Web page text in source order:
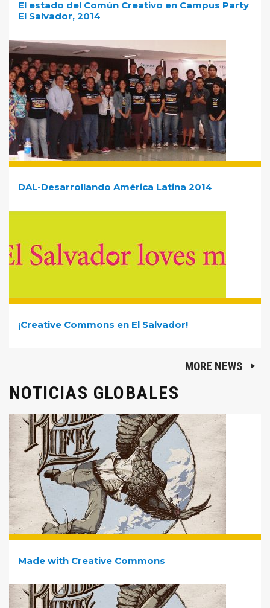
El estado del Común Creativo en Campus Party
El Salvador, 2014
DAL-Desarrollando América Latina 2014
¡Creative Commons en El Salvador!
MORE NEWS
NOTICIAS GLOBALES
Made with Creative Commons